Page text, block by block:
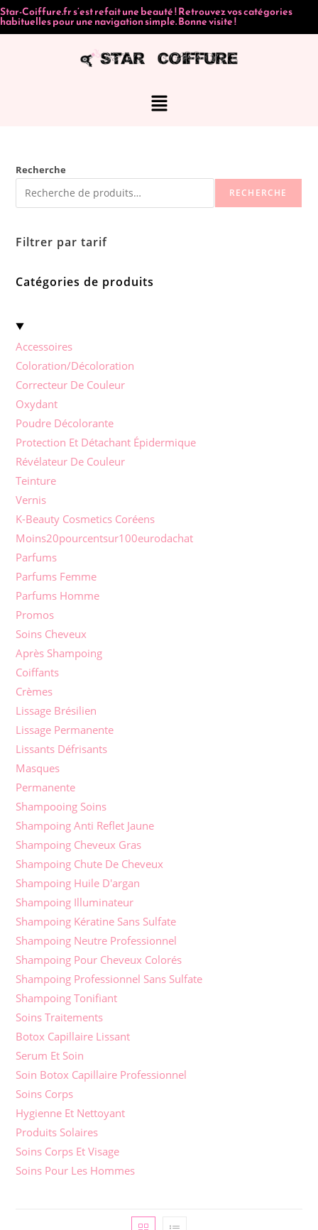
Star-Coiffure.fr s’est refait une beauté ! Retrouvez vos catégories
habituelles pour une navigation simple. Bonne visite !
Recherche
RECHERCHE
Filtrer par tarif
Catégories de produits
Accessoires
Coloration/Décoloration
Correcteur De Couleur
Oxydant
Poudre Décolorante
Protection Et Détachant Épidermique
Révélateur De Couleur
Teinture
Vernis
K-Beauty Cosmetics Coréens
Moins20pourcentsur100eurodachat
Parfums
Parfums Femme
Parfums Homme
Promos
Soins Cheveux
Après Shampoing
Coiffants
Crèmes
Lissage Brésilien
Lissage Permanente
Lissants Défrisants
Masques
Permanente
Shampooing Soins
Shampoing Anti Reflet Jaune
Shampoing Cheveux Gras
Shampoing Chute De Cheveux
Shampoing Huile D'argan
Shampoing Illuminateur
Shampoing Kératine Sans Sulfate
Shampoing Neutre Professionnel
Shampoing Pour Cheveux Colorés
Shampoing Professionnel Sans Sulfate
Shampoing Tonifiant
Soins Traitements
Botox Capillaire Lissant
Serum Et Soin
Soin Botox Capillaire Professionnel
Soins Corps
Hygienne Et Nettoyant
Produits Solaires
Soins Corps Et Visage
Soins Pour Les Hommes